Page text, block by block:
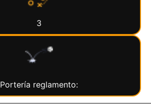
3
Portería reglamento: